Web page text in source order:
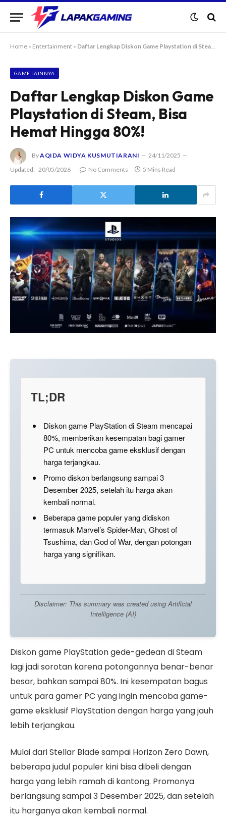
Home » Entertainment » Daftar Lengkap Diskon Game Playstation di Steam, Bisa Hemat Hingga 80%!
GAME LAINNYA
Daftar Lengkap Diskon Game
Playstation di Steam, Bisa
Hemat Hingga 80%!
ByAQIDA WIDYA KUSMUTIARANI
24/11/2025
Updated: 20/05/2026 No Comments 5 Mins Read
TL;DR
Diskon game PlayStation di Steam mencapai
80%, memberikan kesempatan bagi gamer
PC untuk mencoba game eksklusif dengan
harga terjangkau.
Promo diskon berlangsung sampai 3
Desember 2025, setelah itu harga akan
kembali normal.
Beberapa game populer yang didiskon
termasuk Marvel’s Spider-Man, Ghost of
Tsushima, dan God of War, dengan potongan
harga yang signifikan.
Disclaimer: This summary was created using Artificial
Intelligence (AI)
Diskon game PlayStation gede-gedean di Steam
lagi jadi sorotan karena potongannya benar-benar
besar, bahkan sampai 80%. Ini kesempatan bagus
untuk para gamer PC yang ingin mencoba game-
game eksklusif PlayStation dengan harga yang jauh
lebih terjangkau.
Mulai dari Stellar Blade sampai Horizon Zero Dawn,
beberapa judul populer kini bisa dibeli dengan
harga yang lebih ramah di kantong. Promonya
berlangsung sampai 3 Desember 2025, dan setelah
itu harganya akan kembali normal.